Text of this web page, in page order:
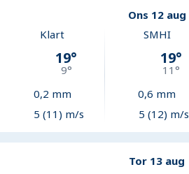
Ons 12 aug
Klart
19°
9°
0,2 mm
5 (11) m/s
SMHI
19°
11 °
0,6 mm
5 (12) m/s
Tor 13 aug